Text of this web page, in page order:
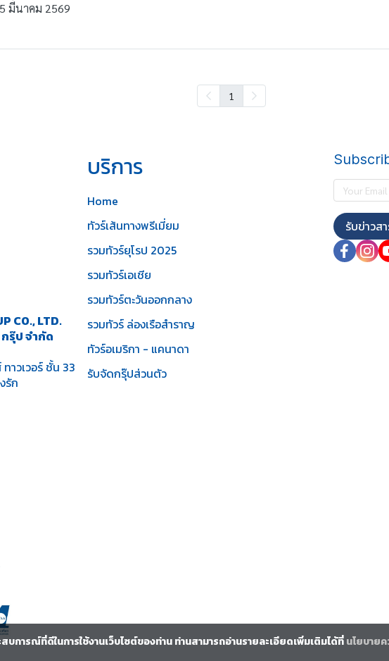
มีนาคม 2569
1
CO., LTD.
รุ๊ป จำกัด
าวเวอร์ ชั้น 33
รัก
บริการ
Home
ทัวร์เส้นทางพรีเมี่ยม
รวมทัวร์ยุโรป 2025
รวมทัวร์เอเชีย
รวมทัวร์ตะวันออกกลาง
รวมทัวร์ ล่องเรือสำราญ
ทัวร์อเมริกา - แคนาดา
รับจัดกรุ๊ปส่วนตัว
รับข่าวส
การณ์ที่ดีในการใช้งานเว็บไซต์ของท่าน ท่านสามารถอ่านรายละเอียดเพิ่มเติมได้ที่นโยบายค